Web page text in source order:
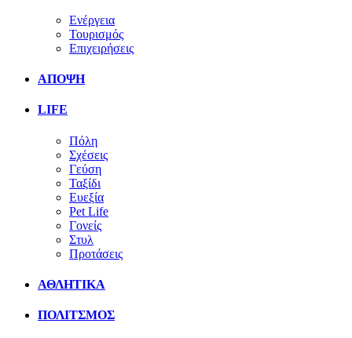
Ενέργεια
Τουρισμός
Επιχειρήσεις
ΑΠΟΨΗ
LIFE
Πόλη
Σχέσεις
Γεύση
Ταξίδι
Ευεξία
Pet Life
Γονείς
Στυλ
Προτάσεις
ΑΘΛΗΤΙΚΑ
ΠΟΛΙΤΣΜΟΣ